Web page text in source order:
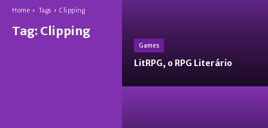
Home Tags Clipping
Tag: Clipping
Games
LitRPG, o RPG Literário